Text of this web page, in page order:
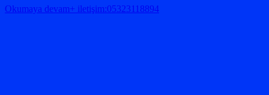
Okumaya devam+ iletişim:05323118894